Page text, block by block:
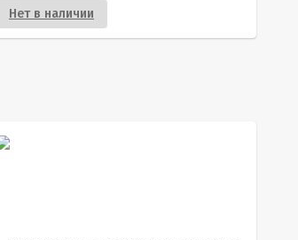
Нет в наличии